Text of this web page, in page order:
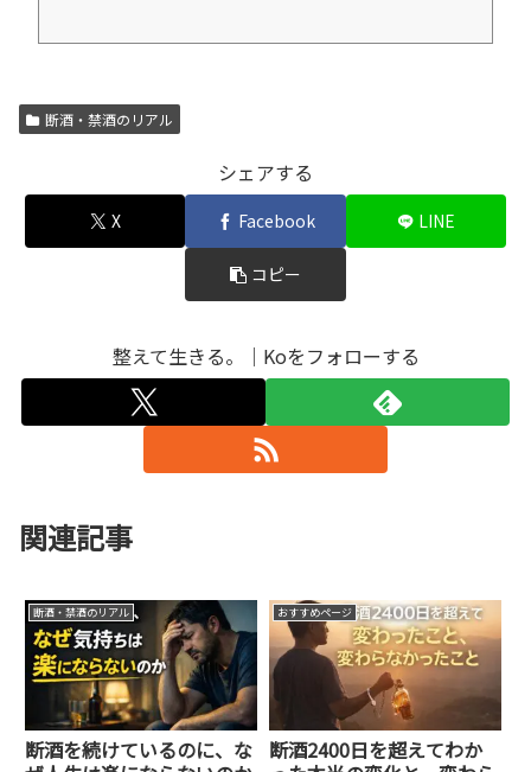
断酒・禁酒のリアル
シェアする
X Facebook LINE
コピー
整えて生きる。｜Koをフォローする
関連記事
断酒・禁酒のリアル
断酒を続けているのに、な
おすすめページ
断酒2400日を超えてわか